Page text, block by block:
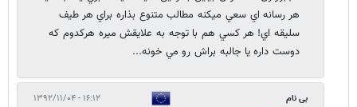
هر رسانه اي سعي ميكنه مطالب متنوع بذاره براي هر طيف
سليقه اي! هر كسي هم با توجه به علايقش ميره هركدوم كه
دوست داره يا جالبه براش رو مي خونه...
بی نام ۱۶:۱۲ - ۱۳۹۲/۱۱/۰۴